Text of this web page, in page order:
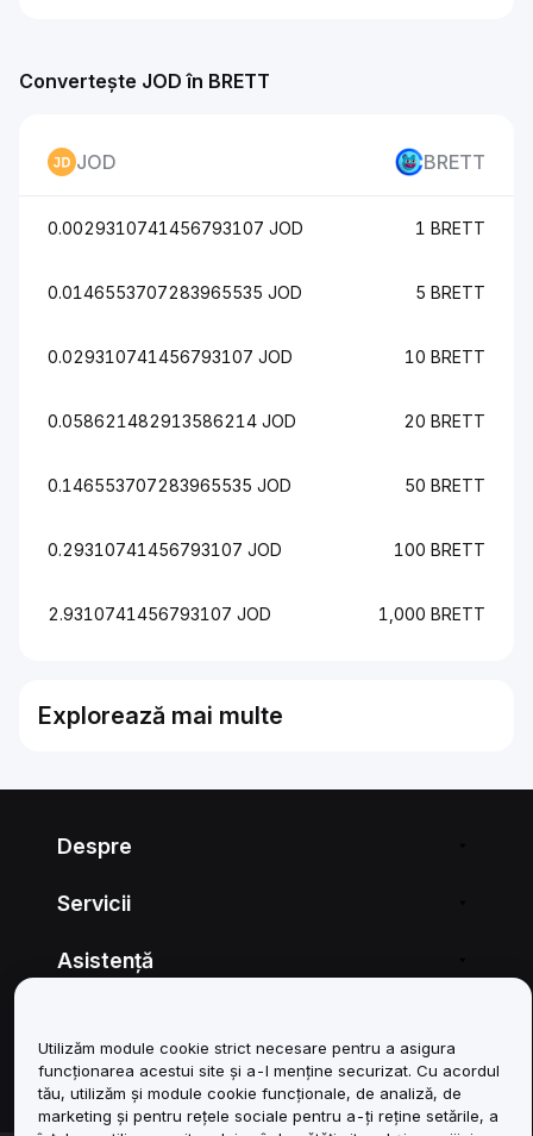
Convertește JOD în BRETT
JOD BRETT
0.0029310741456793107 JOD 1 BRETT
0.0146553707283965535 JOD 5 BRETT
0.029310741456793107 JOD 10 BRETT
0.058621482913586214 JOD 20 BRETT
0.146553707283965535 JOD 50 BRETT
0.29310741456793107 JOD 100 BRETT
2.9310741456793107 JOD 1,000 BRETT
Explorează mai multe
Despre
Servicii
Asistență
Juridic
Utilizăm module cookie strict necesare pentru a asigura
funcționarea acestui site și a-l menține securizat. Cu acordul
tău, utilizăm și module cookie funcționale, de analiză, de
marketing și pentru rețele sociale pentru a-ți reține setările, a